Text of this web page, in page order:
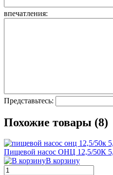
впечатления:
Представьтесь:
Похожие товары (8)
Пищевой насос ОНЦ 12,5/50К
В корзину